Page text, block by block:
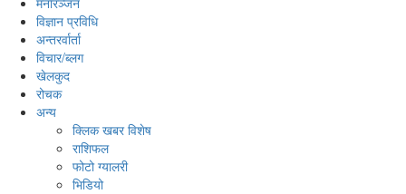
विज्ञान प्रविधि
अन्तरर्वार्ता
विचार/ब्लग
खेलकुद
रोचक
अन्य
क्लिक खबर विशेष
राशिफल
फोटो ग्यालरी
भिडियो